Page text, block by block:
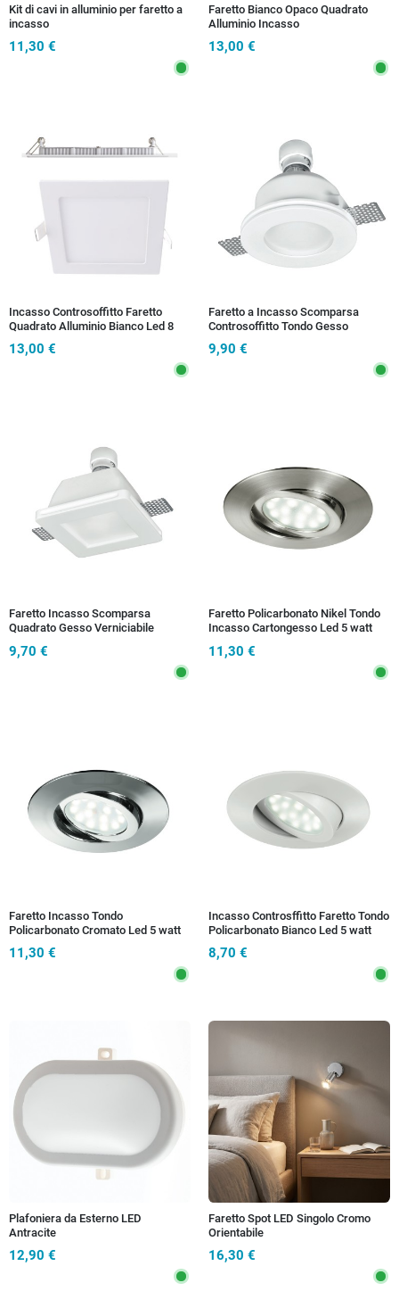
Kit di cavi in alluminio per faretto a
incasso
11,30 €
Faretto Bianco Opaco Quadrato
Alluminio Incasso
Fredda
13,00 €
Incasso Controsoffitto Faretto
Quadrato Alluminio Bianco Led 8
13,00 €
Faretto a Incasso Scomparsa
Controsoffitto Tondo Gesso
9,90 €
Faretto Incasso Scomparsa
Quadrato Gesso Verniciabile
9,70 €
Faretto Policarbonato Nikel Tondo
Incasso Cartongesso Led 5 watt
11,30 €
Faretto Incasso Tondo
Policarbonato Cromato Led 5 watt
11,30 €
Incasso Controsffitto Faretto Tondo
Policarbonato Bianco Led 5 watt
8,70 €
Plafoniera da Esterno LED
Antracite
12,90 €
Faretto Spot LED Singolo Cromo
Orientabile
16,30 €